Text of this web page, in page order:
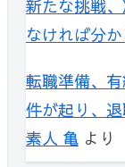
新たな挑戦
なければ分か
転職準備、
件が起り、退
素人 亀 より